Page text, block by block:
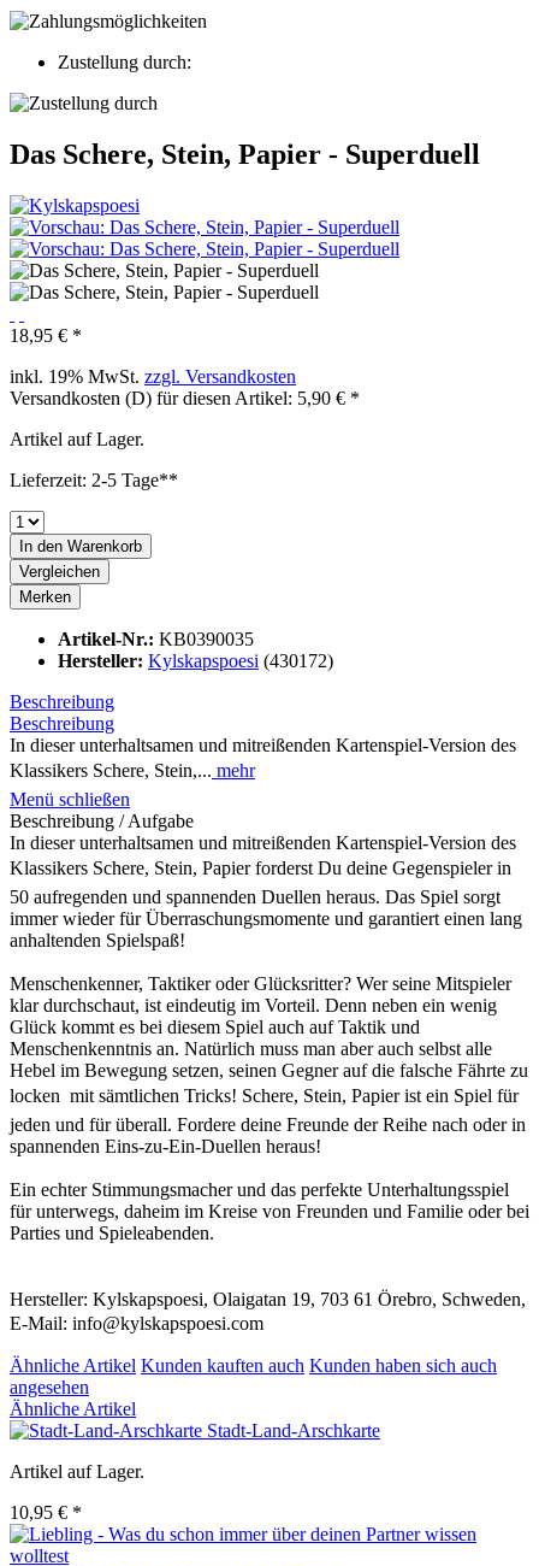
Zustellung durch:
Das Schere, Stein, Papier - Superduell
18,95 € *
inkl. 19% MwSt. zzgl. Versandkosten
Versandkosten (D) für diesen Artikel: 5,90 € *
Artikel auf Lager.
Lieferzeit: 2-5 Tage**
In den Warenkorb
Vergleichen
Merken
Artikel-Nr.: KB0390035
Hersteller: Kylskapspoesi (430172)
Beschreibung
Beschreibung
In dieser unterhaltsamen und mitreißenden Kartenspiel-Version des
Klassikers Schere, Stein,... mehr
Menü schließen
Beschreibung / Aufgabe
In dieser unterhaltsamen und mitreißenden Kartenspiel-Version des
Klassikers Schere, Stein, Papier forderst Du deine Gegenspieler in
50 aufregenden und spannenden Duellen heraus. Das Spiel sorgt
immer wieder für Überraschungsmomente und garantiert einen lang
anhaltenden Spielspaß!
Menschenkenner, Taktiker oder Glücksritter? Wer seine Mitspieler
klar durchschaut, ist eindeutig im Vorteil. Denn neben ein wenig
Glück kommt es bei diesem Spiel auch auf Taktik und
Menschenkenntnis an. Natürlich muss man aber auch selbst alle
Hebel im Bewegung setzen, seinen Gegner auf die falsche Fährte zu
locken  mit sämtlichen Tricks! Schere, Stein, Papier ist ein Spiel für
jeden und für überall. Fordere deine Freunde der Reihe nach oder in
spannenden Eins-zu-Ein-Duellen heraus!
Ein echter Stimmungsmacher und das perfekte Unterhaltungsspiel
für unterwegs, daheim im Kreise von Freunden und Familie oder bei
Parties und Spieleabenden.
Hersteller: Kylskapspoesi, Olaigatan 19, 703 61 Örebro, Schweden,
E-Mail: info@kylskapspoesi.com
Ähnliche Artikel Kunden kauften auch Kunden haben sich auch
angesehen
Ähnliche Artikel
Stadt-Land-Arschkarte
Artikel auf Lager.
10,95 € *